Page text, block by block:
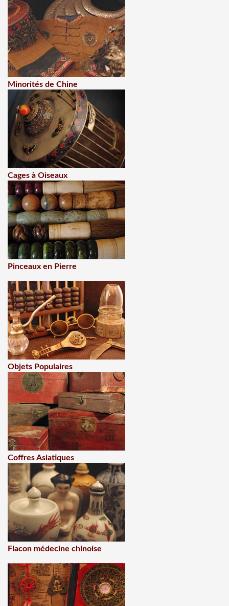
Minorités de Chine
Cages à Oiseaux
Pinceaux en Pierre
Objets Populaires
Coffres Asiatiques
Flacon médecine chinoise